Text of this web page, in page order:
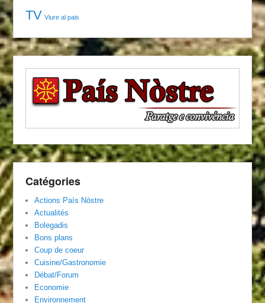
TV Viure al pais
Catégories
Actions País Nòstre
Actualités
Bolegadis
Bons plans
Coup de coeur
Cuisine/Gastronomie
Débat/Forum
Economie
Environnement